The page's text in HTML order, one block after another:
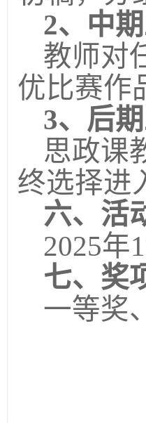
2、中
教师对
优比赛作
3、后
思政课
终选择进
六、活
2025年
七、奖
一等奖